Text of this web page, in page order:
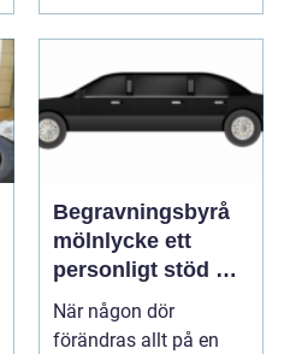
Begravningsbyrå
mölnlycke ett
personligt stöd när
någon gått bort
När någon dör
förändras allt på en